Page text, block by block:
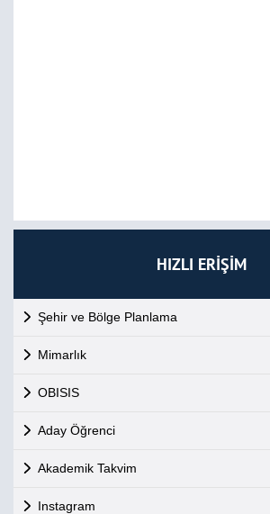
HIZLI ERİŞİM
Şehir ve Bölge Planlama
Mimarlık
OBISIS
Aday Öğrenci
Akademik Takvim
Instagram